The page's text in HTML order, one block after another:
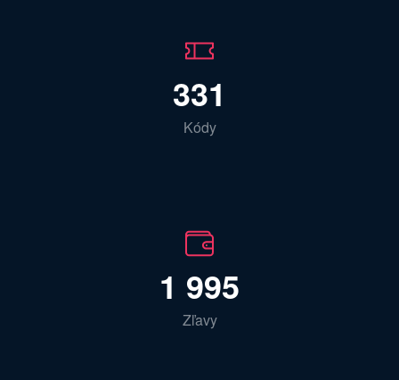
331
Kódy
1 995
Zľavy